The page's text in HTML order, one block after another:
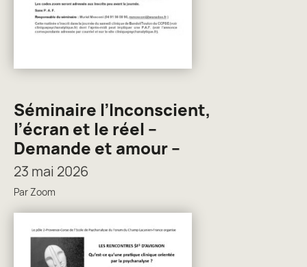
Séminaire l’Inconscient,
l’écran et le réel –
Demande et amour –
23 mai 2026
Par Zoom